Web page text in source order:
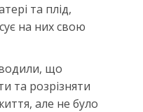
та плід,
на них свою
що
та розрізняти
але не було